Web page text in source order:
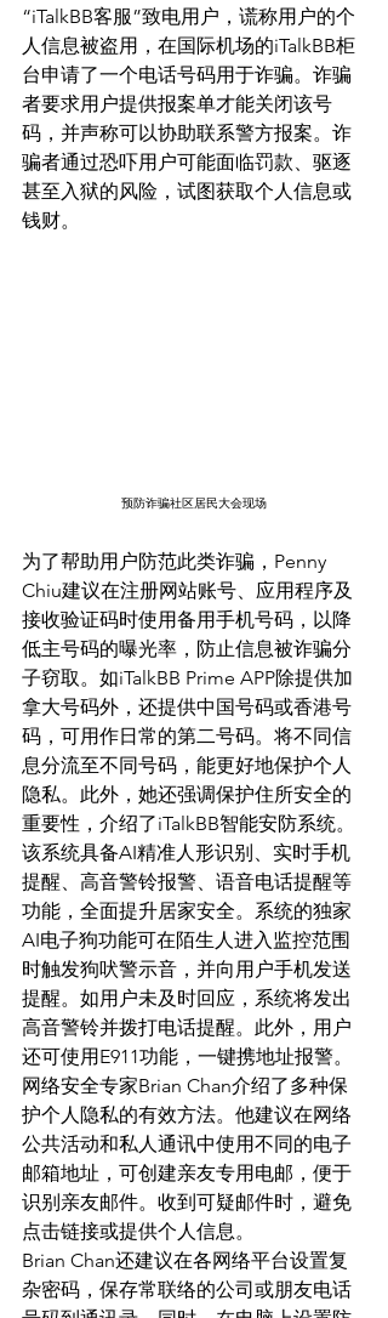
“iTalkBB客服”致电用户，谎称用户的个
人信息被盗用，在国际机场的iTalkBB柜
台申请了一个电话号码用于诈骗。诈骗
者要求用户提供报案单才能关闭该号
码，并声称可以协助联系警方报案。诈
骗者通过恐吓用户可能面临罚款、驱逐
甚至入狱的风险，试图获取个人信息或
钱财。
预防诈骗社区居民大会现场
为了帮助用户防范此类诈骗，Penny
Chiu建议在注册网站账号、应用程序及
接收验证码时使用备用手机号码，以降
低主号码的曝光率，防止信息被诈骗分
子窃取。如iTalkBB Prime APP除提供加
拿大号码外，还提供中国号码或香港号
码，可用作日常的第二号码。将不同信
息分流至不同号码，能更好地保护个人
隐私。此外，她还强调保护住所安全的
重要性，介绍了iTalkBB智能安防系统。
该系统具备AI精准人形识别、实时手机
提醒、高音警铃报警、语音电话提醒等
功能，全面提升居家安全。系统的独家
AI电子狗功能可在陌生人进入监控范围
时触发狗吠警示音，并向用户手机发送
提醒。如用户未及时回应，系统将发出
高音警铃并拨打电话提醒。此外，用户
还可使用E911功能，一键携地址报警。
网络安全专家Brian Chan介绍了多种保
护个人隐私的有效方法。他建议在网络
公共活动和私人通讯中使用不同的电子
邮箱地址，可创建亲友专用电邮，便于
识别亲友邮件。收到可疑邮件时，避免
点击链接或提供个人信息。
Brian Chan还建议在各网络平台设置复
杂密码，保存常联络的公司或朋友电话